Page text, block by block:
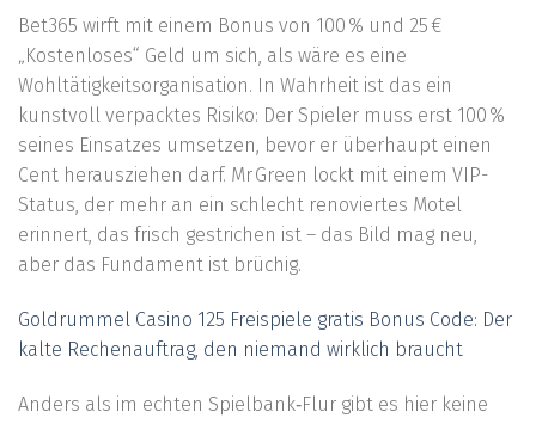
Bet365 wirft mit einem Bonus von 100 % und 25 €
„Kostenloses“ Geld um sich, als wäre es eine
Wohltätigkeitsorganisation. In Wahrheit ist das ein
kunstvoll verpacktes Risiko: Der Spieler muss erst 100 %
seines Einsatzes umsetzen, bevor er überhaupt einen
Cent herausziehen darf. Mr Green lockt mit einem VIP-
Status, der mehr an ein schlecht renoviertes Motel
erinnert, das frisch gestrichen ist – das Bild mag neu,
aber das Fundament ist brüchig.
Goldrummel Casino 125 Freispiele gratis Bonus Code: Der
kalte Rechenauftrag, den niemand wirklich braucht
Anders als im echten Spielbank‑Flur gibt es hier keine